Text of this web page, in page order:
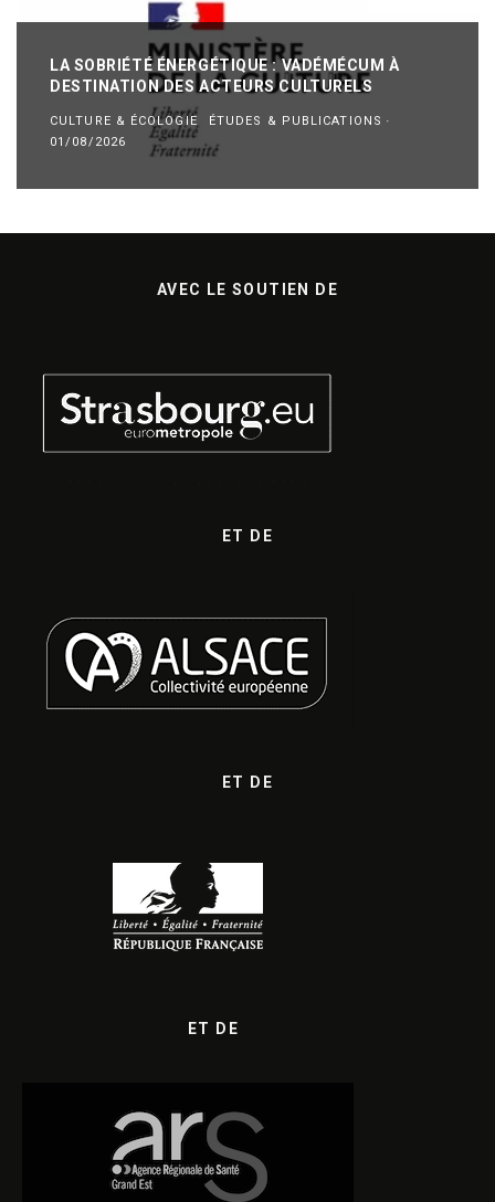
LA SOBRIÉTÉ ÉNERGÉTIQUE : VADÉMÉCUM À
DESTINATION DES ACTEURS CULTURELS
CULTURE & ÉCOLOGIE ÉTUDES & PUBLICATIONS ·
01/08/2026
AVEC LE SOUTIEN DE
ET DE
ET DE
ET DE